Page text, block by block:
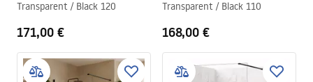
Transparent / Black 120
171,00 €
Transparent / Black 110
168,00 €